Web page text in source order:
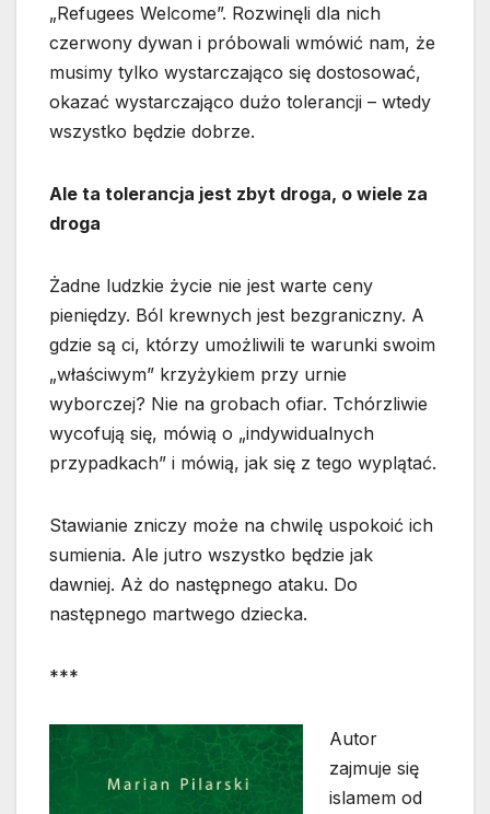
„Refugees Welcome”. Rozwinęli dla nich
czerwony dywan i próbowali wmówić nam, że
musimy tylko wystarczająco się dostosować,
okazać wystarczająco dużo tolerancji – wtedy
wszystko będzie dobrze.
Ale ta tolerancja jest zbyt droga, o wiele za
droga
Żadne ludzkie życie nie jest warte ceny
pieniędzy. Ból krewnych jest bezgraniczny. A
gdzie są ci, którzy umożliwili te warunki swoim
„właściwym” krzyżykiem przy urnie
wyborczej? Nie na grobach ofiar. Tchórzliwie
wycofują się, mówią o „indywidualnych
przypadkach” i mówią, jak się z tego wyplątać.
Stawianie zniczy może na chwilę uspokoić ich
sumienia. Ale jutro wszystko będzie jak
dawniej. Aż do następnego ataku. Do
następnego martwego dziecka.
***
Autor
zajmuje się
islamem od